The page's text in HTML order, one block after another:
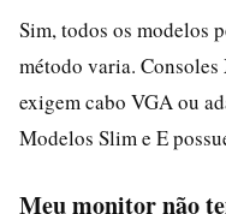
Sim, todos os modelos
método varia.
exigem cabo VGA ou
Modelos Slim e E
Meu monitor não